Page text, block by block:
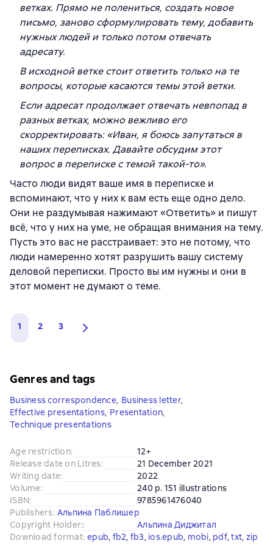
ветках. Прямо не полениться, создать новое
письмо, заново сформулировать тему, добавить
нужных людей и только потом отвечать
адресату.
В исходной ветке стоит ответить только на те
вопросы, которые касаются темы этой ветки.
Если адресат продолжает отвечать невпопад в
разных ветках, можно вежливо его
скорректировать: «Иван, я боюсь запутаться в
наших переписках. Давайте обсудим этот
вопрос в переписке с темой такой-то».
Часто люди видят ваше имя в переписке и
вспоминают, что у них к вам есть еще одно дело.
Они не раздумывая нажимают «Ответить» и пишут
всё, что у них на уме, не обращая внимания на тему.
Пусть это вас не расстраивает: это не потому, что
люди намеренно хотят разрушить вашу систему
деловой переписки. Просто вы им нужны и они в
этот момент не думают о теме.
1 2 3
Genres and tags
Business correspondence, Business letter,
Effective presentations, Presentation,
Technique presentations
Age restriction:
12+
Release date on Litres:
21 December 2021
Writing date:
2022
Volume:
240 p. 151 illustrations
ISBN:
9785961476040
Publishers: Альпина Паблишер
Copyright Holder::
Альпина Диджитал
Download format: epub, fb2, fb3, ios.epub, mobi, pdf, txt, zip